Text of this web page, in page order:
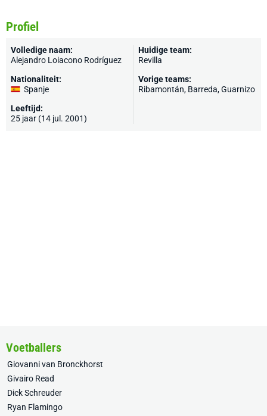
Profiel
Volledige naam:
Alejandro Loiacono Rodríguez
Nationaliteit:
Spanje
Leeftijd:
25 jaar (14 jul. 2001)
Huidige team:
Revilla
Vorige teams:
Ribamontán, Barreda, Guarnizo
Voetballers
Giovanni van Bronckhorst
Givairo Read
Dick Schreuder
Ryan Flamingo